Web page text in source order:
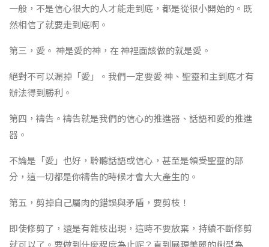
一般，不是信心很大的人才能走到底，都是從很小開始的。既
然相信了就要走到底啊。
第三，愛。 神是愛的神，在 神裡面該做的就是愛。
絕對不可以漏掉「愛」。我們一定要愛 神、聖靈和主到底才有
辦法得到勝利。
第四，禱告。禱告就是我們的信心的推進器、話語和愛的推進
器。
不論是「愛」也好，聆聽話語或信心，甚至是領受聖靈的部
分，這一切都是你禱告的時候才會大大產生的。
第五，剪掉自己屬肉的錯誤與矛盾，要剪枝！
即使修剪了，還是有雜枝出現，這時不要放棄，持續不斷修剪
就可以了。要做到什麼程度為止呢？直到展現美麗的樹型為